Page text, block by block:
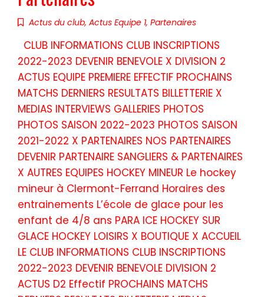
Actus du club, Actus Equipe 1, Partenaires
CLUB INFORMATIONS CLUB INSCRIPTIONS
2022-2023 DEVENIR BENEVOLE X DIVISION 2
ACTUS EQUIPE PREMIERE EFFECTIF PROCHAINS
MATCHS DERNIERS RESULTATS BILLETTERIE X
MEDIAS INTERVIEWS GALLERIES PHOTOS
PHOTOS SAISON 2022-2023 PHOTOS SAISON
2021-2022 X PARTENAIRES NOS PARTENAIRES
DEVENIR PARTENAIRE SANGLIERS & PARTENAIRES
X AUTRES EQUIPES HOCKEY MINEUR Le hockey
mineur à Clermont-Ferrand Horaires des
entrainements L’école de glace pour les
enfant de 4/8 ans PARA ICE HOCKEY SUR
GLACE HOCKEY LOISIRS X BOUTIQUE X ACCUEIL
LE CLUB INFORMATIONS CLUB INSCRIPTIONS
2022-2023 DEVENIR BENEVOLE DIVISION 2
ACTUS D2 Effectif PROCHAINS MATCHS